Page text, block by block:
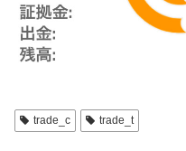
trade_c trade_t